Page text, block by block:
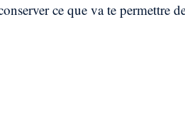
ce que va te permettre